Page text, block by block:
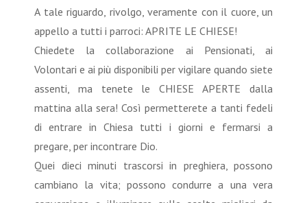
A tale riguardo, rivolgo, veramente con il cuore, un
appello a tutti i parroci: APRITE LE CHIESE!
Chiedete la collaborazione ai Pensionati, ai
Volontari e ai più disponibili per vigilare quando siete
assenti, ma tenete le CHIESE APERTE dalla
mattina alla sera! Così permetterete a tanti fedeli
di entrare in Chiesa tutti i giorni e fermarsi a
pregare, per incontrare Dio.
Quei dieci minuti trascorsi in preghiera, possono
cambiano la vita; possono condurre a una vera